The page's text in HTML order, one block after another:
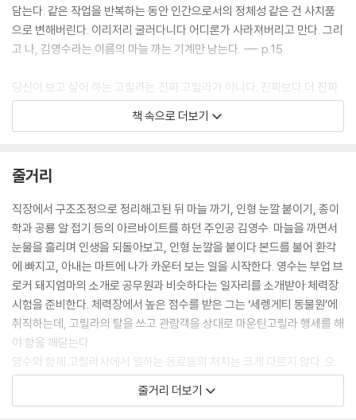
담는다. 같은 작업을 반복하는 동안 인간으로서의 정체성 같은 건 사치품
으로 변해버린다. 이리저리 굴러다니다 어디론가 사라져버리고 만다. 그리
고 나, 김영수라는 이름의 마늘 까는 기계만 남는다. --- p.15
당신이 보고 싶어 하는 고릴라는 진짜 고릴라가 아니다. 진짜보다 더 진짜
같은 고릴라다. 진짜 고릴라는 좀처럼 흥분하지 않는다. 송곳니를 드러내
면서 가슴을 치는 일은 거의 없다. 또 진짜 고릴라는 꼭 필요할 때가 아니면
니를 드러내면서 가슴을 치고 바나나를 따기 위해 나무에 올라가기를 바란
다. 하지만 그런 고릴라는 없다. 그런 고릴라를 볼 수 있는 곳은 세상에 한
곳뿐이다. 거기가 바로 이 ‘세렝게티 동물원’ 되겠다. --- p.108~109
내 영혼이 이렇게 나약할 리 없다, 생각했다. 커피를 마시면서 내 영혼에게
물었다. 너 오늘 왜 이래? 내 영혼이 대답했다. 난 아직 모든 것이 낯설고 두
려워, 위로받고 싶어. --- p.111
그날은 하루 종일 강한 바람이 불었다. 대장 고릴라 만딩고가 엠파이어스
테이트빌딩을 기어오를 때도, 여자 고릴라 앤이 엠파이어스테이트빌딩 정
상에서 가슴을 두드리며 포효할 때도, 내 마음속에는 강한 바람이 불고 있
었다. 몸을 가누기가 힘겨웠다. 바람이 불 때마다 나는 폭풍우에 휩쓸린 난
파선처럼 이리저리 흔들리며 어두운 밤바다를 표류했다. 등대 같은 건 보
책 속으로 더보기
줄거리
직장에서 구조조정으로 정리해고된 뒤 마늘 까기, 인형 눈깔 붙이기, 종이
학과 공룡 알 접기 등의 아르바이트를 하던 주인공 김영수. 마늘을 까면서
눈물을 흘리며 인생을 되돌아보고, 인형 눈깔을 붙이다 본드를 불어 환각
에 빠지고, 아내는 마트에 나가 카운터 보는 일을 시작한다. 영수는 부업 브
로커 돼지엄마의 소개로 공무원과 비슷하다는 일자리를 소개받아 체력장
시험을 준비한다. 체력장에서 높은 점수를 받은 그는 ‘세렝게티 동물원’에
취직하는데, 고릴라의 탈을 쓰고 관람객을 상대로 마운틴고릴라 행세를 해
야 함을 깨닫는다.
영수와 함께 고릴라사에서 일하는 동료들의 처치는 크게 다르지 않다. 오
랫동안 공무원 시험을 준비하는 앤 대리, 대기업 오물처리반으로 일하다가
토사구팽의 대상이 된 조풍년 과장, 사상과 혁명보다 월세와 공과금에 짓
줄거리 더보기